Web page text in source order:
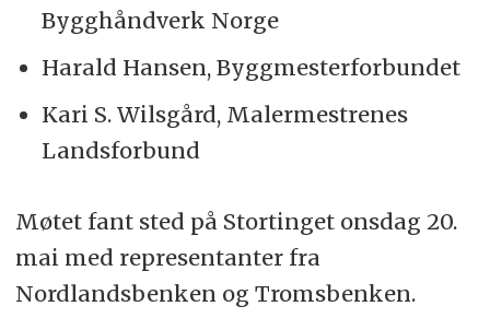
Bygghåndverk Norge
Harald Hansen, Byggmesterforbundet
Kari S. Wilsgård, Malermestrenes
Landsforbund
Møtet fant sted på Stortinget onsdag 20.
mai med representanter fra
Nordlandsbenken og Tromsbenken.